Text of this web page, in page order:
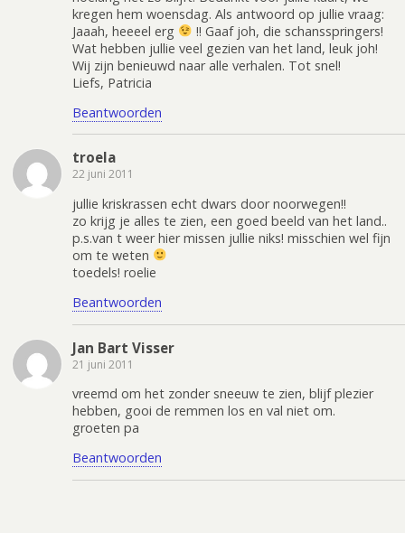
kregen hem woensdag. Als antwoord op jullie vraag:
Jaaah, heeeel erg
!! Gaaf joh, die schansspringers!
Wat hebben jullie veel gezien van het land, leuk joh!
Wij zijn benieuwd naar alle verhalen. Tot snel!
Liefs, Patricia
Beantwoorden
troela
22 juni 2011
jullie kriskrassen echt dwars door noorwegen!!
zo krijg je alles te zien, een goed beeld van het land..
p.s.van t weer hier missen jullie niks! misschien wel fijn
om te weten
toedels! roelie
Beantwoorden
Jan Bart Visser
21 juni 2011
vreemd om het zonder sneeuw te zien, blijf plezier
hebben, gooi de remmen los en val niet om.
groeten pa
Beantwoorden